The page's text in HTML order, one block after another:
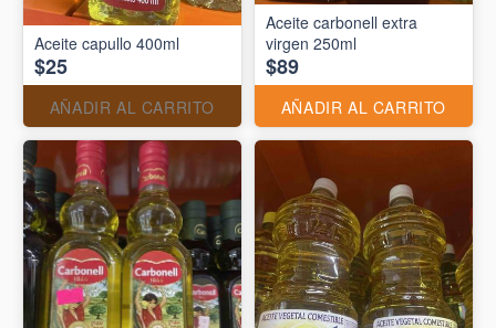
Aceite capullo 400ml
$25
AÑADIR AL CARRITO
Aceite carbonell extra
virgen 250ml
$89
AÑADIR AL CARRITO